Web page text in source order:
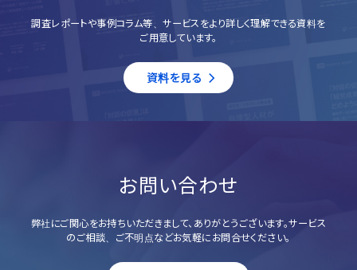
調査レポートや事例コラム等、サービスをより詳しく理解できる資料を
ご用意しています。
資料を見る
お問い合わせ
弊社にご関心をお持ちいただきまして、ありがとうございます。サービス
のご相談、ご不明点などお気軽にお問合せください。